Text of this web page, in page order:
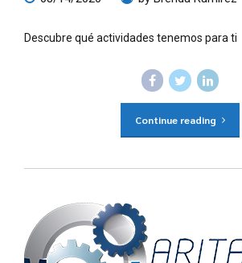
Descubre qué actividades tenemos para ti
Continue reading